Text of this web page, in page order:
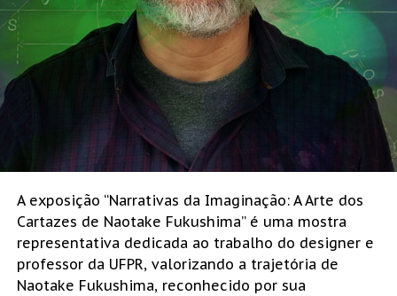
A exposição “Narrativas da Imaginação: A Arte dos
Cartazes de Naotake Fukushima” é uma mostra
representativa dedicada ao trabalho do designer e
professor da UFPR, valorizando a trajetória de
Naotake Fukushima, reconhecido por sua